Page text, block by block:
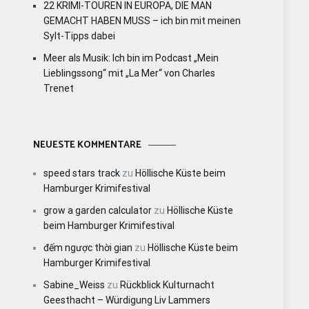
22 KRIMI-TOUREN IN EUROPA, DIE MAN
GEMACHT HABEN MUSS – ich bin mit meinen
Sylt-Tipps dabei
Meer als Musik: Ich bin im Podcast „Mein
Lieblingssong“ mit „La Mer“ von Charles
Trenet
NEUESTE KOMMENTARE
speed stars track zu Höllische Küste beim
Hamburger Krimifestival
grow a garden calculator zu Höllische Küste
beim Hamburger Krimifestival
đếm ngược thời gian zu Höllische Küste beim
Hamburger Krimifestival
Sabine_Weiss zu Rückblick Kulturnacht
Geesthacht – Würdigung Liv Lammers